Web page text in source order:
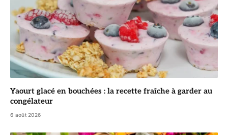
Yaourt glacé en bouchées : la recette fraîche à garder au
congélateur
6 août 2026